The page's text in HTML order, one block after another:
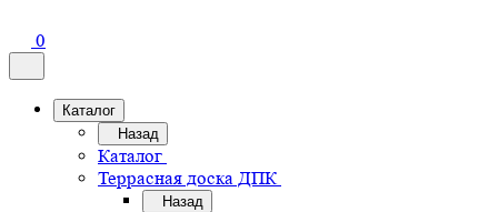
0
Каталог
Назад
Каталог
Террасная доска ДПК
Назад